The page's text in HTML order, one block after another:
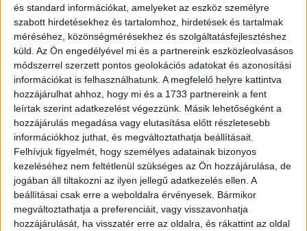
és standard információkat, amelyeket az eszköz személyre
szabott hirdetésekhez és tartalomhoz, hirdetések és tartalmak
méréséhez, közönségmérésekhez és szolgáltatásfejlesztéshez
küld. Az Ön engedélyével mi és a partnereink eszközleolvasásos
módszerrel szerzett pontos geolokációs adatokat és azonosítási
információkat is felhasználhatunk. A megfelelő helyre kattintva
hozzájárulhat ahhoz, hogy mi és a 1733 partnereink a fent
leírtak szerint adatkezelést végezzünk. Másik lehetőségként a
hozzájárulás megadása vagy elutasítása előtt részletesebb
információkhoz juthat, és megváltoztathatja beállításait.
Felhívjuk figyelmét, hogy személyes adatainak bizonyos
kezeléséhez nem feltétlenül szükséges az Ön hozzájárulása, de
jogában áll tiltakozni az ilyen jellegű adatkezelés ellen. A
beállításai csak erre a weboldalra érvényesek. Bármikor
megváltoztathatja a preferenciáit, vagy visszavonhatja
hozzájárulását, ha visszatér erre az oldalra, és rákattint az oldal
annak a bizonyos karambolnak a részleteire, amire az
áldozatok is csak ködösen emlékeznek. Március 21-én
pedig jön a népszerű Gyilkos elmék befejező évada is,
ahol a csapat egyszerre több sorozatgyilkos után kutat. A
márciusi országos premierek sorát végül március 29-én
Az igazság terhe című sorozat 2. évada zárja, amelyben
Joanna Hanley (a Smallville-ből is ismert Kristin Kreuk)
egy új irodánál helyezkedik el, és egy zseniális internet-
biztonsági szakember ügyén dolgozik.
Azoknak, akik szeretnének kicsit kiszakadni a
megszokott hétköznapokból, érdemes március 16-án a
VIASAT6-ra kapcsolni, hiszen új évaddal debütál a
világszerte kedvelt Amerikai Horror Story. A sorozat 9.